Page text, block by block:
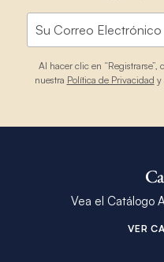
Al hacer clic en
nuestra Política de Privacidad y
Vea el Catálogo
VER